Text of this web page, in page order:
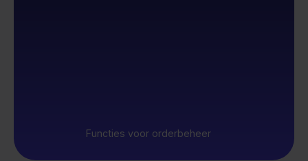
Functies voor orderbeheer